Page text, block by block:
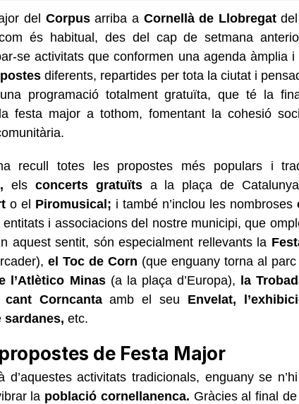
del Corpusarriba a Cornellà de Llobregatdel
és habitual, des del cap de setmana
se activitats que conformen una agenda àmplia i
diferents, repartides per tota la ciutat i
programació totalment gratuïta, que té la
festa major a tothom, fomentant la cohesió
recull totes les propostes més populars i
els concerts gratuïtsa la plaça de
o el Piromusical; i també n’inclou les nombroses
entitats i associacions del nostre municipi, que
aquest sentit, són especialment rellevants la
el Toc de Corn (que enguany torna al
l’Atlètico Minas(a la plaça d’Europa), la
cant Corncantaamb el seu Envelat,
sardanes, etc.
de Festa Major
d’aquestes activitats tradicionals, enguany se
la població cornellanenca. Gràcies al final de